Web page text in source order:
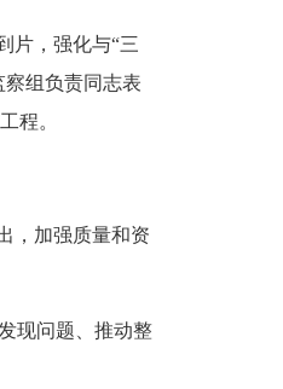
片，强化与“三
组负责同志表
程。
，加强质量和资
现问题、推动整